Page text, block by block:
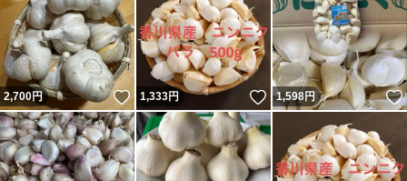
2,700円 いいね！
1,333円 いいね！
1,598円